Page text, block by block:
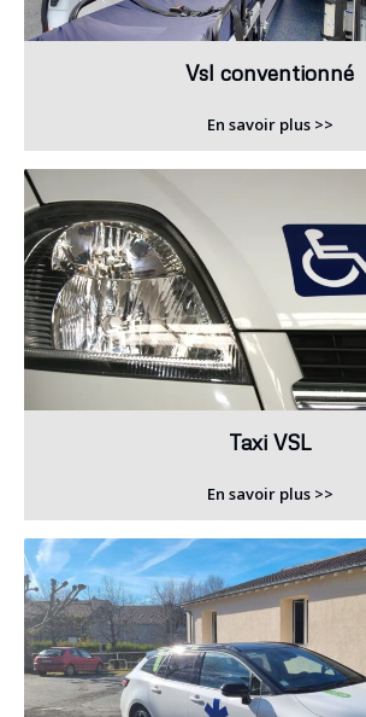
Vsl conventionné
En savoir plus >>
Taxi VSL
En savoir plus >>